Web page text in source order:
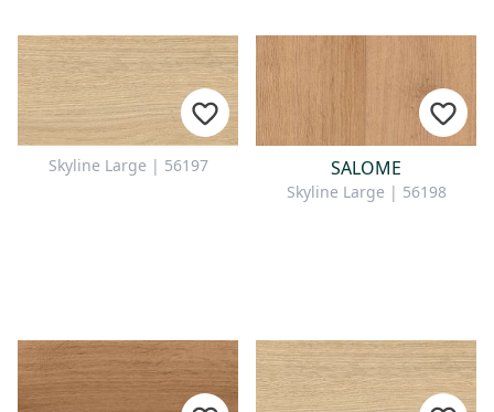
Skyline Large | 56197 SALOME
Skyline Large | 56198